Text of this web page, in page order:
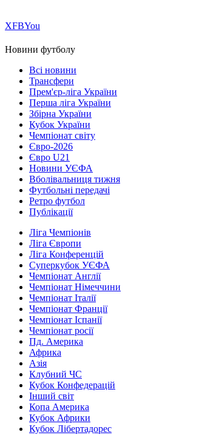
ХFBYou
Новини футболу
Всі новини
Трансфери
Прем'єр-ліга України
Перша ліга України
Збірна України
Кубок України
Чемпіонат світу
Євро-2026
Євро U21
Новини УЄФА
Вболівальниця тижня
Футбольні передачі
Ретро футбол
Публікації
Ліга Чемпіонів
Ліга Європи
Ліга Конференцій
Суперкубок УЄФА
Чемпіонат Англії
Чемпіонат Німеччини
Чемпіонат Італії
Чемпіонат Франції
Чемпіонат Іспанії
Чемпіонат росії
Пд. Америка
Африка
Азія
Клубний ЧС
Кубок Конфедерацій
Інший світ
Копа Америка
Кубок Африки
Кубок Лібертадорес